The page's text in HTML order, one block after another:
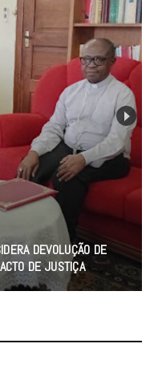
DEVOLUÇÃO DE
DE JUSTIÇA